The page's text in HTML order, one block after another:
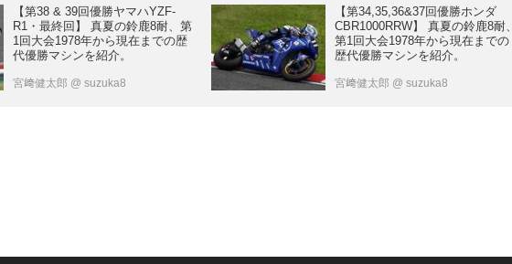
【第38 & 39回優勝ヤマハYZF-
R1・最終回】 真夏の鈴鹿8耐、第
1回大会1978年から現在までの歴
代優勝マシンを紹介。
宮﨑健太郎 @ suzuka8
【第34,35,36&37回優勝ホンダ
CBR1000RRW】 真夏の鈴鹿8耐、
第1回大会1978年から現在までの
歴代優勝マシンを紹介。
宮﨑健太郎 @ suzuka8